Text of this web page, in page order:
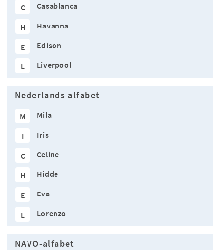
C Casablanca
H Havanna
E Edison
L Liverpool
Nederlands alfabet
M Mila
I Iris
C Celine
H Hidde
E Eva
L Lorenzo
NAVO-alfabet